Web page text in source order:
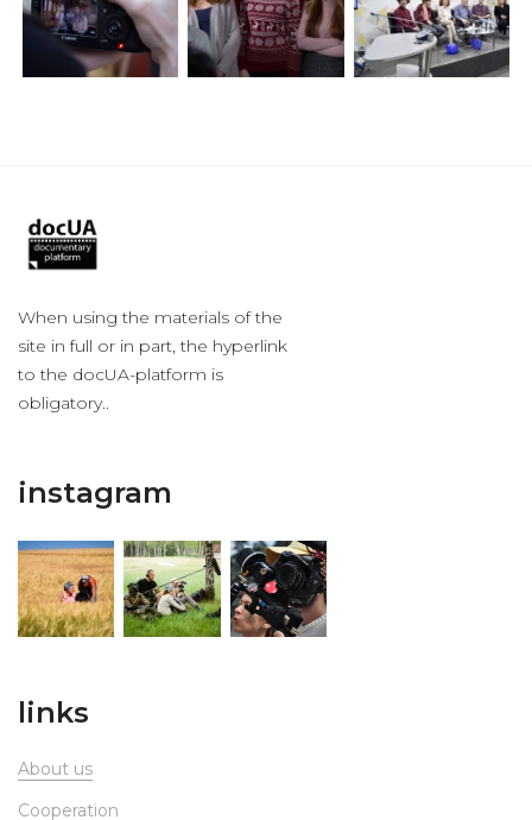
When using the materials of the
site in full or in part, the hyperlink
to the docUA-platform is
obligatory..
instagram
links
About us
Сooperation